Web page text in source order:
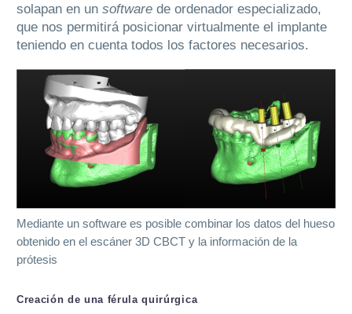
solapan en un software de ordenador especializado,
que nos permitirá posicionar virtualmente el implante
teniendo en cuenta todos los factores necesarios.
Mediante un software es posible combinar los datos del hueso
obtenido en el escáner 3D CBCT y la información de la
prótesis
Creación de una férula quirúrgica